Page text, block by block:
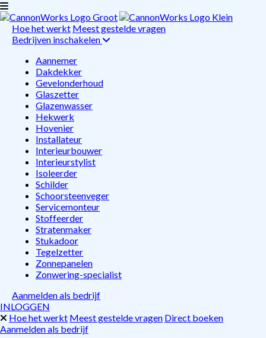
Hoe het werkt Meest gestelde vragen
Bedrijven inschakelen
Aannemer
Dakdekker
Gevelonderhoud
Glaszetter
Glazenwasser
Hekwerk
Hovenier
Installateur
Interieurbouwer
Interieurstylist
Isoleerder
Schilder
Schoorsteenveger
Servicemonteur
Stoffeerder
Stratenmaker
Stukadoor
Tegelzetter
Zonnepanelen
Zonwering-specialist
Aanmelden als bedrijf
INLOGGEN
Hoe het werkt Meest gestelde vragen Direct boeken
Aanmelden als bedrijf